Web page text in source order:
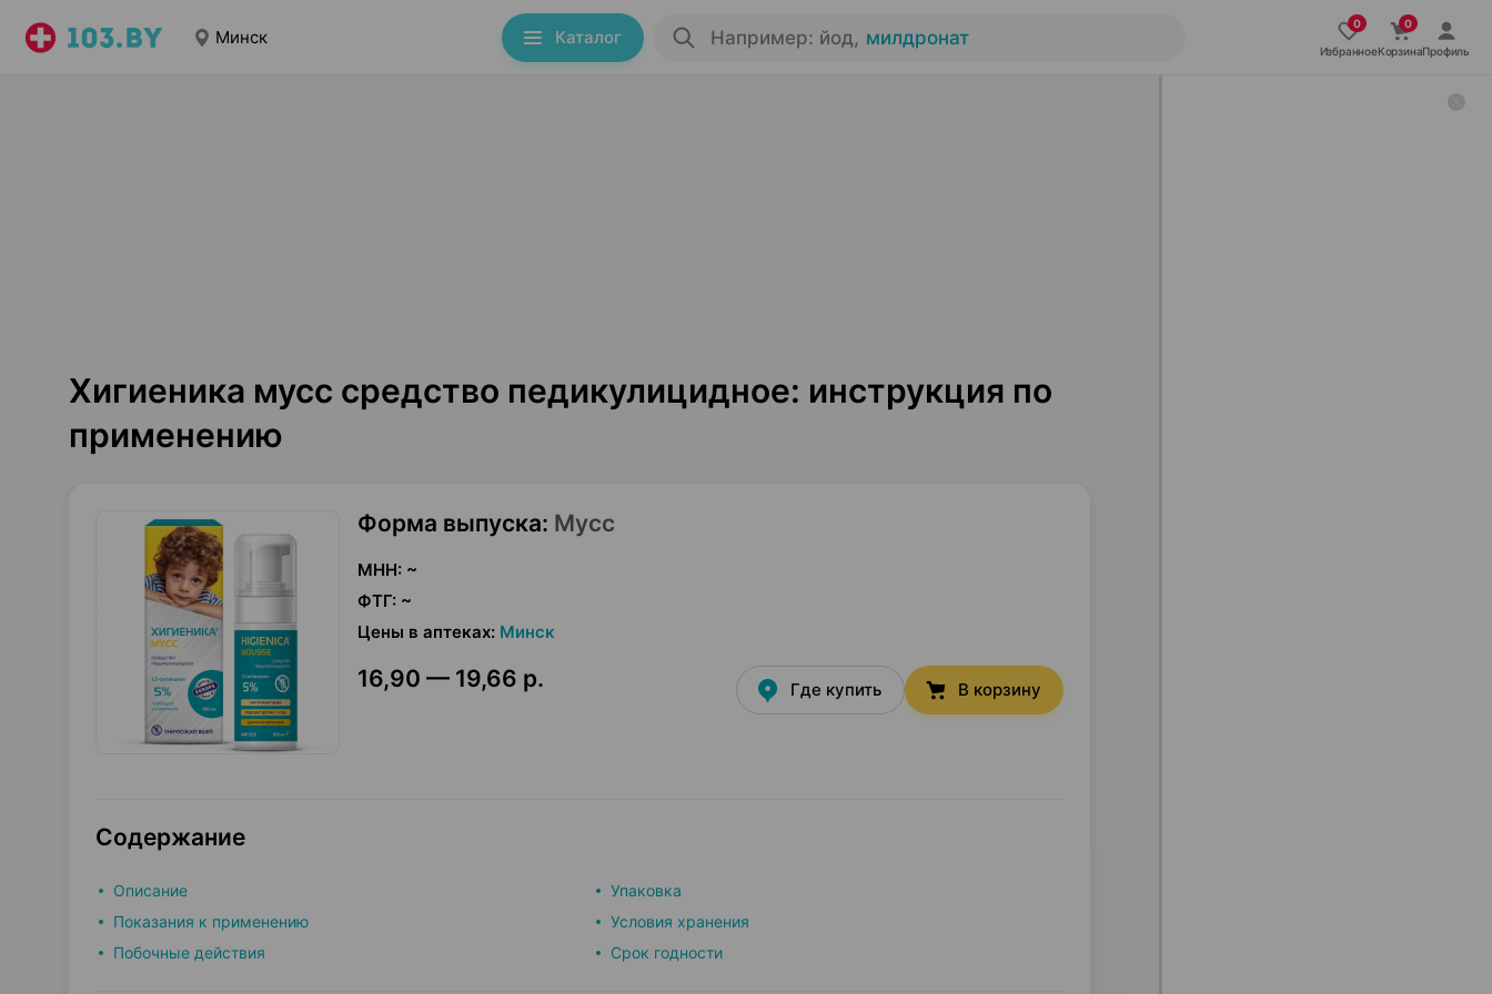
Минск Каталог Например: йод, милдронат
ИзбранноеКорзинаПрофиль
Хигиеника мусс средство педикулицидное: инструкция по
применению
Форма выпуска: Мусс
МНН: ~
ФТГ: ~
Цены в аптеках: Минск
16,90 — 19,66 р. Где купить В корзину
Содержание
Описание
Показания к применению
Побочные действия
Упаковка
Условия хранения
Срок годности